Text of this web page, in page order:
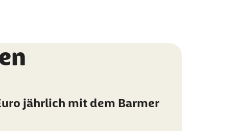
jährlich mit dem Barmer